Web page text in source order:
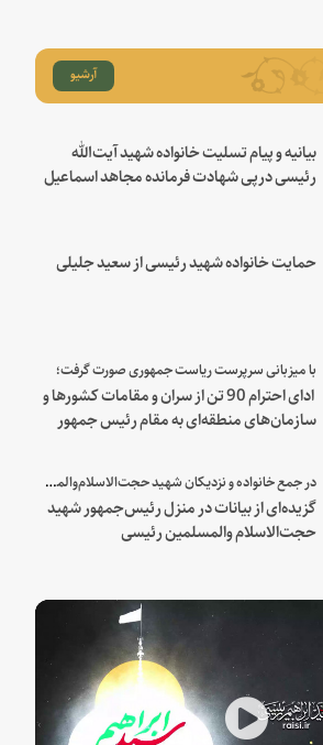
آرشیو
بیانیه و پیام تسلیت خانواده شهید آیت‌الله
رئیسی درپی شهادت فرمانده مجاهد اسماعیل
حمایت خانواده شهید رئیسی از سعید جلیلی
با میزبانی سرپرست ریاست جمهوری صورت گرفت؛
ادای احترام 90 تن از سران و مقامات کشورها و
سازمان‌های منطقه‌ای به مقام رئیس جمهور
در جمع خانواده و نزدیکان شهید حجت‌الاسلام‌والمسلمین رئیسی:
گزیده‌ای از بیانات در منزل رئیس‌جمهور شهید
حجت‌الاسلام والمسلمین رئیسی